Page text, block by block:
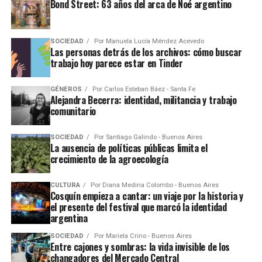
Bond Street: 63 años del arca de Noé argentino
SOCIEDAD Por Manuela Lucía Méndez Acevedo
Las personas detrás de los archivos: cómo buscar
trabajo hoy parece estar en Tinder
GÉNEROS Por Carlos Esteban Báez - Santa Fe
Alejandra Becerra: identidad, militancia y trabajo
comunitario
SOCIEDAD Por Santiago Galindo - Buenos Aires
La ausencia de políticas públicas limita el
crecimiento de la agroecología
CULTURA Por Diana Medina Colombo - Buenos Aires
Cosquín empieza a cantar: un viaje por la historia y
el presente del festival que marcó la identidad
argentina
SOCIEDAD Por Mariela Crino - Buenos Aires
Entre cajones y sombras: la vida invisible de los
changadores del Mercado Central